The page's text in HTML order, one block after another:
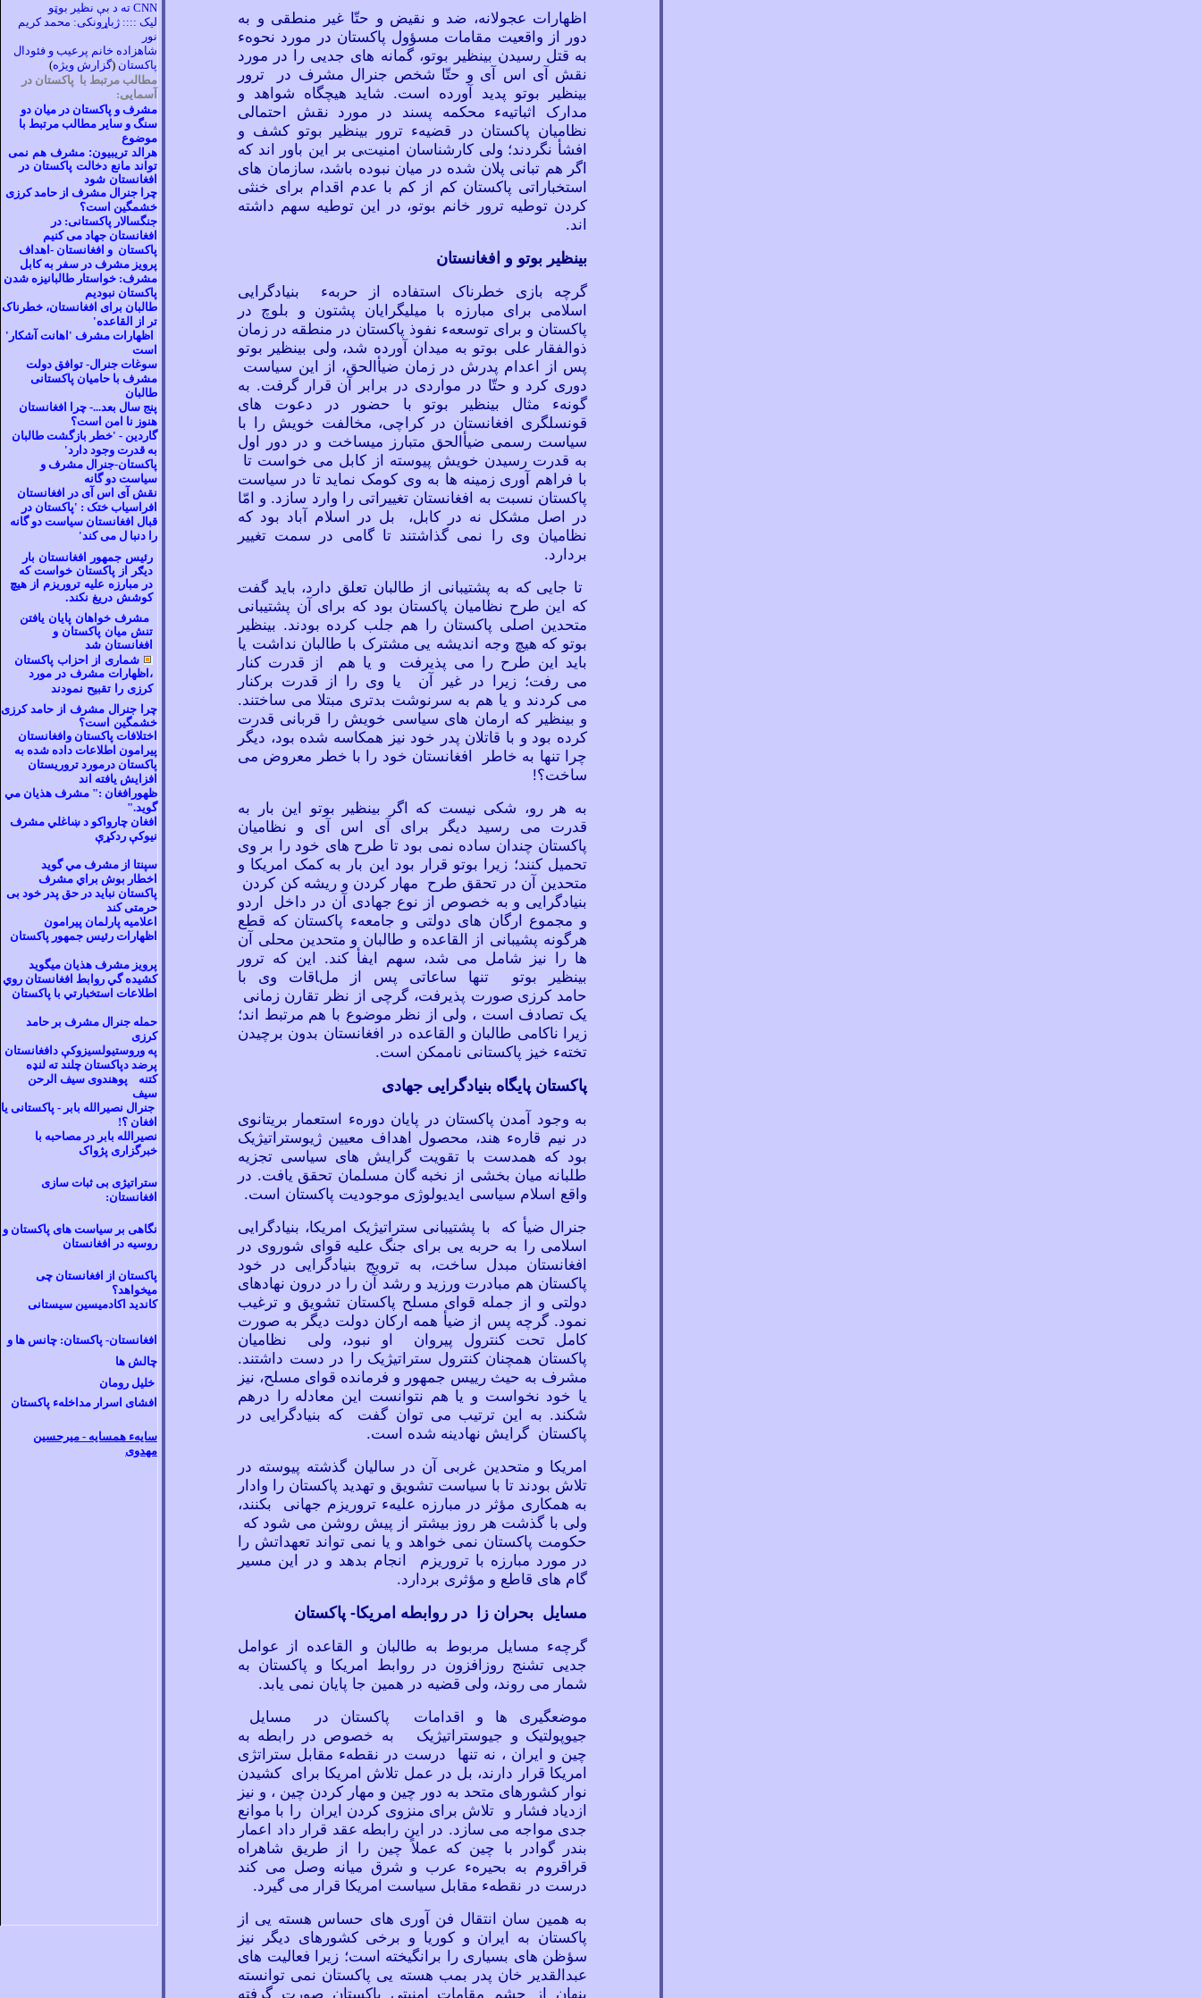
اظهارات عجولانه، ضد و نقیض و حتّا غیر منطقی و به
دور از واقعیت مقامات مسؤول پاکستان در مورد نحوهء
به قتل رسیدن بینظیر بوتو، گمانه های جدیی را در مورد
نقش آی اس آی و حتّا شخص جنرال مشرف در ترور
بینظیر بوتو پدید آورده است. شاید هیچگاه شواهد و
مدارک اثباتیهء محکمه
پسند در مورد نقش احتمالی
نظامیان پاکستان در قضیهء ترور بینظیر بوتو کشف و
افشأ نگردند؛ ولی کارشناسان امنیتی بر این باور اند که
اگر هم تبانی پلان شده در میان نبوده باشد، سازمان های
استخباراتی پاکستان کم از کم با عدم اقدام برای خنثی
کردن توطیه ترور خانم بوتو، در این توطیه سهم داشته
اند.
بینظیر بوتو و افغانستان
گرچه بازی خطرناک استفاده از حربهء بنیادگرایی
اسلامی برای مبارزه با میلیگرایان پشتون و بلوچ در
پاکستان و برای توسعهء نفوذ پاکستان در منطقه در زمان
ذوالفقار علی بوتو به میدان آورده شد، ولی بینظیر بوتو
پس از اعدام پدرش در زمان ضیأالحق، از این سیاست
دوری کرد و حتّا در مواردی در برابر آن قرار گرفت. به
گونهء مثال بینظیر بوتو با حضور در دعوت های
قونسلگری افغانستان در کراچی، مخالفت خویش را با
سیاست رسمی ضیأالحق متبارز میساخت و در دور اول
به قدرت رسیدن خویش پیوسته از کابل می خواست تا
با فراهم آوری زمینه ها به وی کومک نماید تا در سیاست
پاکستان نسبت به افغانستان تغییراتی را وارد سازد. و امّا
در اصل مشکل نه در کابل، بل در اسلام آباد بود که
نظامیان وی را نمی گذاشتند تا گامی در سمت تغییر
بردارد.
تا جایی که به پشتیبانی از طالبان تعلق دارد، باید گفت
که این طرح نظامیان پاکستان بود که برای آن پشتیبانی
متحدین اصلی پاکستان را هم جلب کرده بودند. بینظیر
بوتو که هیچ وجه اندیشه یی مشترک با طالبان نداشت یا
باید این طرح را می پذیرفت و یا هم از قدرت کنار
می رفت؛ زیرا در غیر آن یا وی را از قدرت برکنار
می کردند و یا هم به سرنوشت بدتری مبتلا می ساختند.
و بینظیر که ارمان های سیاسی خویش را قربانی قدرت
کرده بود و با قاتلان پدر خود نیز همکاسه شده بود، دیگر
چرا تنها به خاطر افغانستان خود را با خطر معروض می
ساخت؟!
به هر رو، شکی نیست که اگر بینظیر بوتو این بار به
قدرت می
رسید دیگر برای آی اس آی و نظامیان
پاکستان چندان ساده نمی بود تا طرح های خود را بر وی
تحمیل کنند؛ زیرا بوتو قرار بود این بار به کمک امریکا و
متحدین آن در تحقق طرح مهار کردن و ریشه کن کردن
بنیادگرایی و به خصوص از نوع جهادی آن در داخل اردو
و مجموع ارگان های دولتی و جامعهء پاکستان که قطع
هرگونه پشیبانی از القاعده و طالبان و متحدین محلی آن
ها را نیز شامل می شد، سهم ایفأ کند. این که ترور
بینظیر بوتو تنها ساعاتی پس از ملاقات وی با
حامد کرزی صورت پذیرفت، گرچی از نظر تقارن زمانی
یک تصادف است ، ولی از نظر موضوع با هم مرتبط اند؛
زیرا ناکامی طالبان و القاعده در افغانستان بدون برچیدن
تختهء خیز پاکستانی ناممکن است.
پاکستان پایگاه بنیادگرایی جهادی
به وجود آمدن پاکستان در پایان دورهء استعمار بریتانوی
در نیم قارهء هند، محصول اهداف معیین ژیوستراتیژیک
بود که همدست با تقویت گرایش های سیاسی تجزیه
طلبانه میان بخشی از نخبه گان مسلمان تحقق یافت. در
واقع اسلام سیاسی ایدیولوژی موجودیت پاکستان است.
جنرال ضیأ که با پشتیبانی ستراتیژیک امریکا، بنیادگرایی
اسلامی را به حربه یی برای جنگ علیه قوای شوروی در
افغانستان مبدل ساخت، به ترویج بنیادگرایی در خود
پاکستان هم مبادرت ورزید و رشد آن را در درون نهادهای
دولتی و از جمله قوای مسلح پاکستان تشویق و ترغیب
نمود. گرچه پس از ضيأ همه ارکان دولت دیگر به صورت
کامل تحت کنترول پیروان او نبود، ولی نظامیان
پاکستان همچنان کنترول ستراتیژیک را در دست داشتند.
مشرف به حیث رییس جمهور و فرمانده قوای مسلح، نیز
یا خود نخواست و یا هم نتوانست این معادله را درهم
شکند. به این ترتیب می توان گفت که بنیادگرایی در
پاکستان گرایش نهادینه شده است.
امریکا و متحدین غربی آن در سالیان گذشته پیوسته در
تلاش بودند تا با سیاست تشویق و تهدید پاکستان را وادار
به همکاری مؤثر در مبارزه علیهء تروریزم جهانی بکنند،
ولی با گذشت هر روز بیشتر از پیش روشن می شود که
حکومت پاکستان نمی خواهد و یا نمی تواند تعهداتش را
در مورد مبارزه با تروریزم انجام بدهد و در این مسیر
گام های قاطع و مؤثری بردارد.
مسایل بحران زا در روابطه امریکا- پاکستان
گرچهء مسایل مربوط به طالبان و القاعده از عوامل
جدیی تشنج روزافزون در روابط امریکا و پاکستان به
شمار می روند، ولی قضیه در همین جا پایان نمی یابد.
موضعگیری
ها و اقدامات پاکستان در مسایل
جیوپولتیک و جیوستراتیژیک به خصوص در رابطه به
چین و ایران ، نه تنها درست در نقطهء مقابل ستراتژی
امریکا قرار دارند، بل در عمل تلاش امریکا برای کشیدن
نوار کشورهای متحد به دور چین و مهار کردن چین ، و نیز
ازدیاد فشار و تلاش برای منزوی کردن ایران را با موانع
جدی مواجه می سازد. در این رابطه عقد قرار داد اعمار
بندر گوادر با چین که عملاً چین را از طریق شاهراه
قراقروم به بحیرهء عرب و شرق میانه وصل می کند
درست در نقطهء مقابل سیاست امریکا قرار می گیرد.
به همین سان انتقال فن
آوری های حساس هسته یی از
پاکستان به ایران و کوریا و برخی کشورهای دیگر نیز
سؤظن های بسیاری را برانگیخته است؛ زیرا فعالیت های
عبدالقدیر خان پدر بمب هسته یی پاکستان نمی توانسته
پنهان از چشم مقامات امنیتی پاکستان صورت گرفته
CNN ته د بې نظير بوټو
ليک :::: ژباړونکی: محمد کريم
نور
شاهزاده خانم پرعيب و فئودال
پاکستان (گزارش ويژه)
مطالب مرتبط با پاکستان در
آسمایی:
مشرف و پاکستان در ميان دو
سنگ و ساير مطالب مرتبط با
موضوع
هرالد تريبيون: مشرف هم نمی
تواند مانع دخالت پاکستان در
افغانستان شود
چرا جنرال مشرف از حامد کرزی
خشمگين است؟
جنگسالار پاکستانی: در
افغانستان جهاد می کنيم
پاکستان و افغانستان -اهداف
پرويز مشرف در سفر به کابل
مشرف: خواستار طالبانيزه شدن
پاکستان نبوديم
طالبان برای افغانستان، خطرناک
تر از القاعده'
اظهارات مشرف 'اهانت آشکار'
است
سوغات جنرال- توافق دولت
مشرف با حاميان پاکستانی
طالبان
پنج سال بعد...- چرا افغانستان
هنوز نا امن است؟
گاردين - 'خطر بازگشت طالبان
به قدرت وجود دارد'
پاکستان-جنرال مشرف و
سياست دو گانه
نقش آی اس آی در افغانستان
افراسياب ختک : 'پاکستان در
قبال افغانستان سیاست دو گانه
را دنبا ل می کند'
رئيس جمهور افغانستان بار
ديګر از پاکستان خواست که
در مبارزه عليه تروريزم از هيچ
کوشش دريغ نکند.
مشرف خواهان پايان يافتن
تنش ميان پاکستان و
افغانستان شد
شمارى از احزاب پاکستان
،اظهارات مشرف در مورد
کرزى را تقبيح نمودند
چرا جنرال مشرف از حامد کرزی
خشمگين است؟
اختلافات پاکستان وافغانستان
پيرامون اطلاعات داده شده به
پاکستان درمورد تروريستان
افزايش يافته اند
ظهورافغان :" مشرف هذيان مي
گويد."
افغان چارواکو د ښاغلي مشرف
نيوکې ردکړې
سپنتا از مشرف مي گويد
اخطار بوش براي مشرف
پاکستان نباید در حق پدر خود بی
حرمتی کند
اعلامیه پارلمان پیرامون
اظهارات رئیس جمهور پاکستان
پرویز مشرف هذیان میگوید
کشيده گي روابط افغانستان روي
اطلاعات استخبارتي با پاکستان
حمله جنرال مشرف بر حامد
کرزی
په وروستيولسيزوکې دافغانستان
پرضد دپاکستان چلند ته لنډه
کتنه
پوهندوی سيف الرحن
سيف
جنرال نصيرالله بابر - پاکستانی يا
افغان ؟!
نصيرالله بابر در مصاحبه با
خبرگزاری پژواک
ستراتیژی بی ثبات سازی
افغانستان:
نگاهی بر سیاست های پاکستان و
روسیه در افغانستان
پاکستان از افغانستان چی
ميخواهد؟
کاندید اکادمیسین سیستانی
افغانستان- پاکستان: چانس ها و
چالش ها
خليل رومان
افشای اسرار مداخلهء پاکستان
سايهء همسايه - ميرحسين
مهدوی